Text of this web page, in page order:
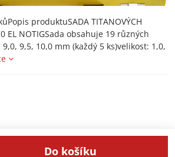
produktuSADA TITANOVÝCH
EL NOTIGSada obsahuje 19 různých
9,5, 10,0 mm (každý 5 ks)velikost: 1,0,
Do košíku